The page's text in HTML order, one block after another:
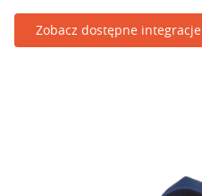
Zobacz dostępne integracje